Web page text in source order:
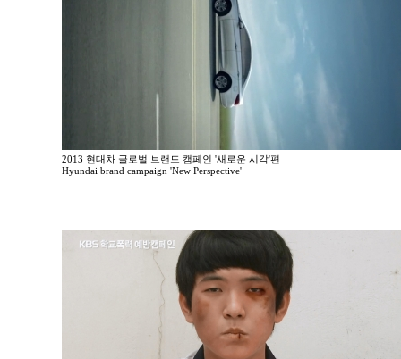
2013 현대차 글로벌 브랜드 캠페인 '새로운 시각'편
Hyundai brand campaign 'New Perspective'